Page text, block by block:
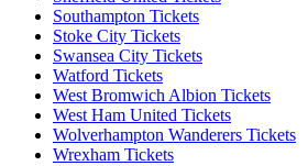
Southampton Tickets
Stoke City Tickets
Swansea City Tickets
Watford Tickets
West Bromwich Albion Tickets
West Ham United Tickets
Wolverhampton Wanderers Tickets
Wrexham Tickets